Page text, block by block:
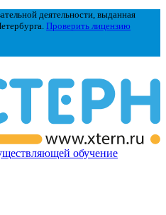
деятельности, выданная
Проверить лицензию
обучение